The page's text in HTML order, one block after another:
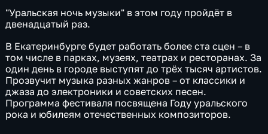
"Уральская ночь музыки" в этом году пройдёт в
двенадцатый раз.
В Екатеринбурге будет работать более ста сцен – в
том числе в парках, музеях, театрах и ресторанах. За
один день в городе выступят до трёх тысяч артистов.
Прозвучит музыка разных жанров – от классики и
джаза до электроники и советских песен.
Программа фестиваля посвящена Году уральского
рока и юбилеям отечественных композиторов.